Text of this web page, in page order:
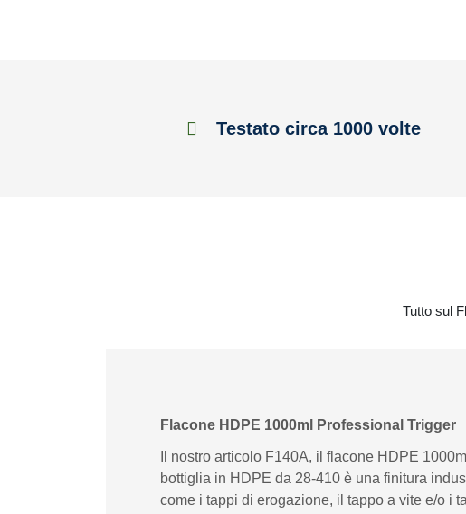
Testato circa 1000 volte
Tutto sul
Flacone HDPE 1000ml Professional Trigger
Il nostro articolo F140A, il flacone HDPE
bottiglia in HDPE da 28-410 è una finitura
come i tappi di erogazione, il tappo a vite e/o i